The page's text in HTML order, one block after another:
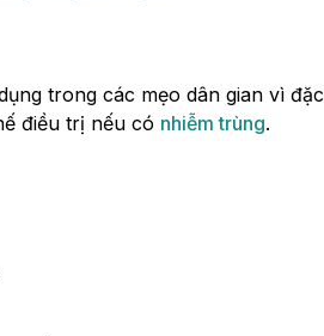
trong các mẹo dân gian vì đặc
điều trị nếu có nhiễm trùng.